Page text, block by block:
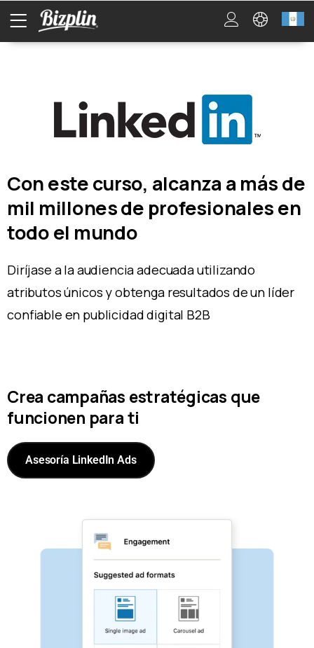
Con este curso, alcanza a más de
mil millones de profesionales en
todo el mundo
Diríjase a la audiencia adecuada utilizando
atributos únicos y obtenga resultados de un líder
confiable en publicidad digital B2B
Crea campañas estratégicas que
funcionen para ti
Asesoría LinkedIn Ads